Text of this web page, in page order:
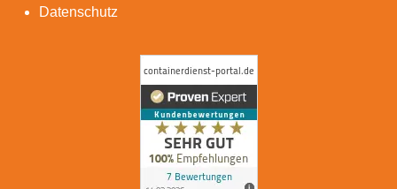
Datenschutz